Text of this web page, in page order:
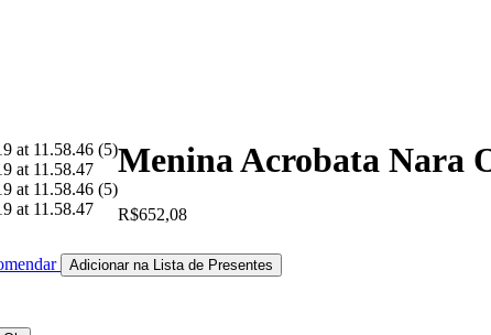
Menina Acrobata Nara
R$652,08
Adicionar na Lista de Presentes